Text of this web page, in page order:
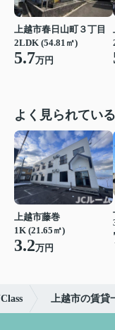
上越市春日山町３丁目
2LDK (54.81㎡)
5.7万円
よく見られてい
上越市藤巻
1K (21.65㎡)
3.2万円
上越市の賃貸